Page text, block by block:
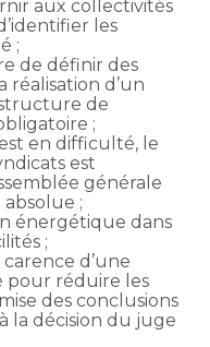
aux collectivités
les
;
de définir des
réalisation d’un
de
;
en difficulté, le
est
générale
;
énergétique dans
;
d’une
pour réduire les
des conclusions
la décision du juge